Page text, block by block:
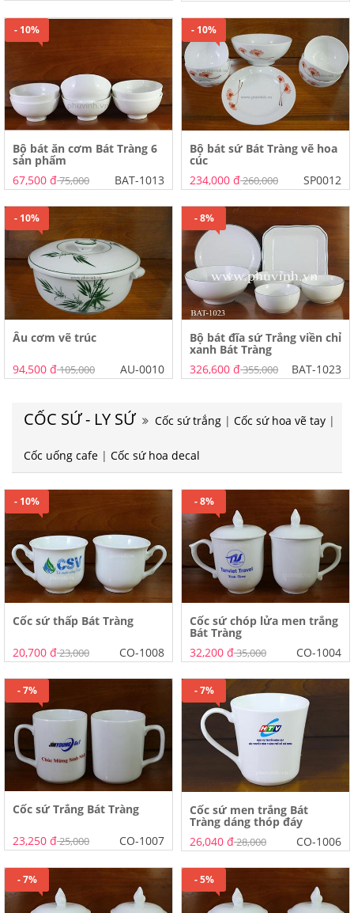
- 10%
Bộ bát ăn cơm Bát Tràng 6
sản phẩm
67,500 đ75,000 BAT-1013
- 10%
Bộ bát sứ Bát Tràng vẽ hoa
cúc
234,000 đ260,000 SP0012
- 10%
Âu cơm vẽ trúc
94,500 đ105,000 AU-0010
- 8%
Bộ bát đĩa sứ Trắng viền chỉ
xanh Bát Tràng
326,600 đ355,000 BAT-1023
CỐC SỨ - LY SỨ Cốc sứ trắng | Cốc sứ hoa vẽ tay |
Cốc uống cafe | Cốc sứ hoa decal
- 10%
Cốc sứ thấp Bát Tràng
20,700 đ23,000 CO-1008
- 8%
Cốc sứ chóp lửa men trắng
Bát Tràng
32,200 đ35,000 CO-1004
- 7%
Cốc sứ Trắng Bát Tràng
23,250 đ25,000 CO-1007
- 7%
Cốc sứ men trắng Bát
Tràng dáng thóp đáy
26,040 đ28,000 CO-1006
- 7% - 5%